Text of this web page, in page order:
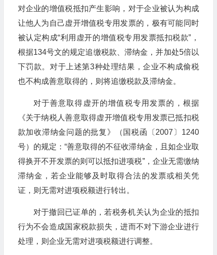
对企业的增值税抵扣产生影响，对于企业被认为构成
让他人为自己虚开增值税专用发票的，极有可能同时
被认定构成“利用虚开的增值税专用发票抵扣税款”，
根据134号文的规定追缴税款、滞纳金，并加处5倍以
下罚款。对于上述第3种处理结果，企业不构成偷税
也不构成善意取得的，则将追缴税款及滞纳金。
对于善意取得虚开的增值税专用发票的，根据
《关于纳税人善意取得虚开增值税专用发票已抵扣税
款加收滞纳金问题的批复》（国税函〔2007〕1240
号）的规定：“善意取得的不征收滞纳金，且如企业取
得换开不开发票的则可以抵扣进项税”，企业无需缴纳
滞纳金，若企业能够及时取得合法的发票或相关凭
证，则无需对进项税额进行转出。
对于撤回已证单的，若税务机关认为企业的抵扣
行为不会造成国家税款损失，进而不对下游企业进行
处理，则企业无需对进项税额进行调整。